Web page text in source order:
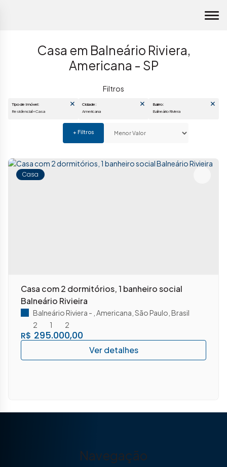
Casa em Balneário Riviera,
Americana - SP
Americana
Casa
Casa com 2 dormitórios, 1 banheiro social
Balneário Rivieira
R$ 295.000,00
Balneário Riviera Americana São Paulo Brasil
2
1 2
Navegação